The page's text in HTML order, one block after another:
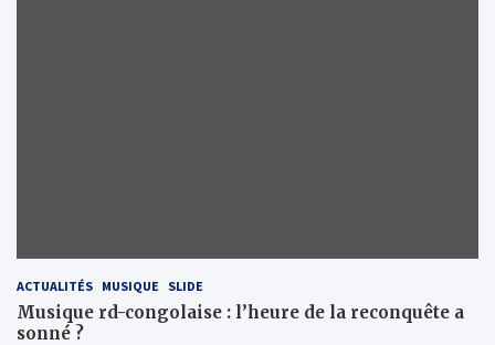
ACTUALITÉS MUSIQUE SLIDE
Musique rd-congolaise : l’heure de la reconquête a
sonné ?